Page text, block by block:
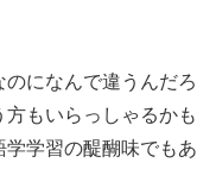
になんで違うんだろ
もいらっしゃるかも
学学習の醍醐味でもあ